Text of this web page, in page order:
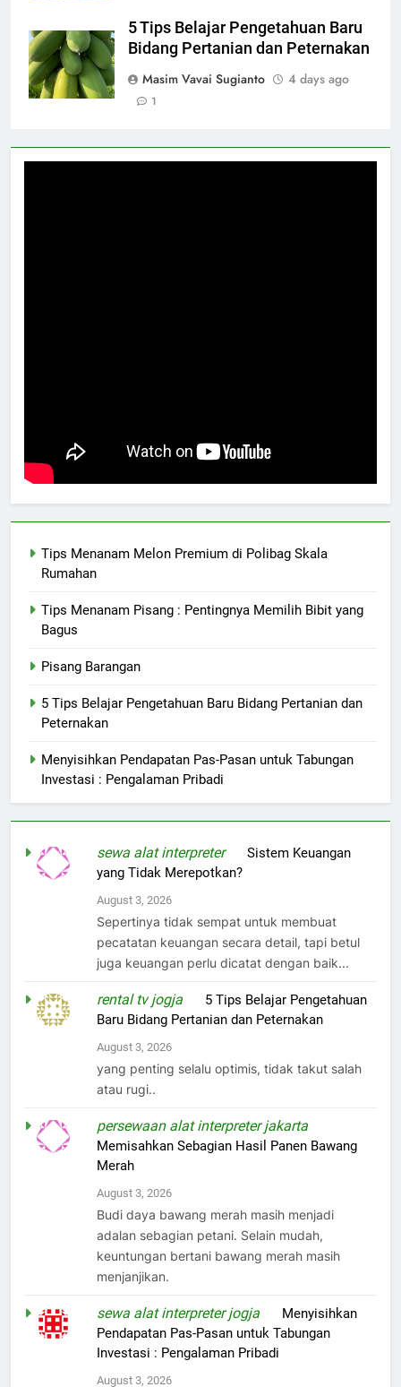
5 Tips Belajar Pengetahuan Baru
Bidang Pertanian dan Peternakan
Masim Vavai Sugianto
4 days ago
1
Tips Menanam Melon Premium di Polibag Skala
Rumahan
Tips Menanam Pisang : Pentingnya Memilih Bibit yang
Bagus
Pisang Barangan
5 Tips Belajar Pengetahuan Baru Bidang Pertanian dan
Peternakan
Menyisihkan Pendapatan Pas-Pasan untuk Tabungan
Investasi : Pengalaman Pribadi
sewa alat interpreteronSistem Keuangan
yang Tidak Merepotkan?
August 3, 2026
Sepertinya tidak sempat untuk membuat
pecatatan keuangan secara detail, tapi betul
juga keuangan perlu dicatat dengan baik...
rental tv jogja
5 Tips Belajar Pengetahuan
Baru Bidang Pertanian dan Peternakan
August 3, 2026
yang penting selalu optimis, tidak takut salah
atau rugi..
persewaan alat interpreter jakarta
Memisahkan Sebagian Hasil Panen Bawang
Merah
August 3, 2026
Budi daya bawang merah masih menjadi
adalan sebagian petani. Selain mudah,
keuntungan bertani bawang merah masih
menjanjikan.
sewa alat interpreter jogja
Menyisihkan
Pendapatan Pas-Pasan untuk Tabungan
Investasi : Pengalaman Pribadi
August 3, 2026